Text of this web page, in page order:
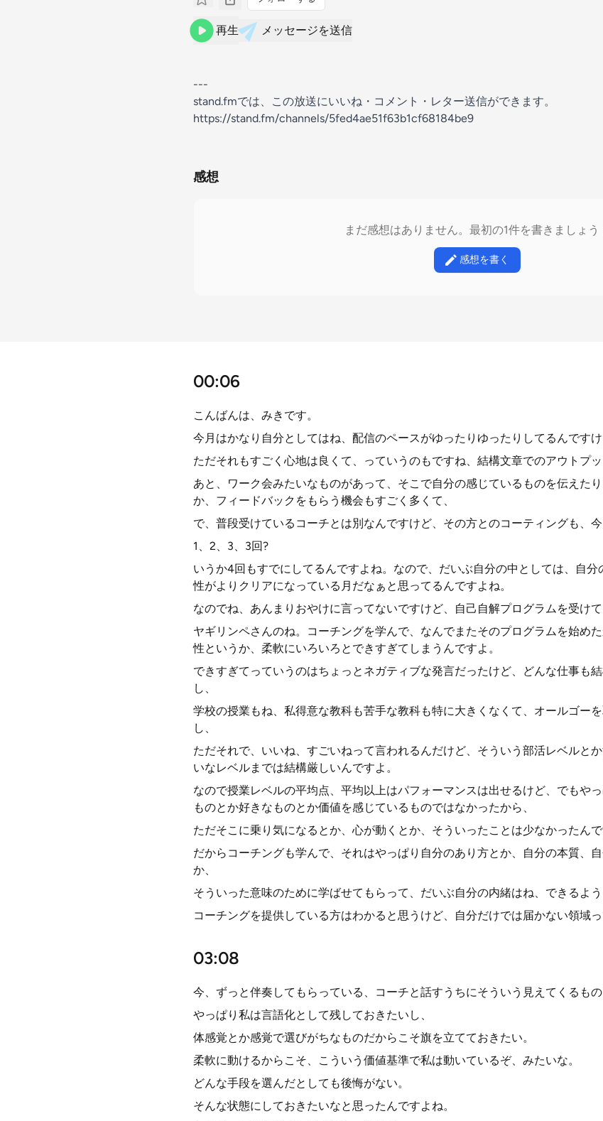
再生 メッセージを送信
---
stand.fmでは、この放送にいいね・コメント・レター送信ができます。
https://stand.fm/channels/5fed4ae51f63b1cf68184be9
感想
まだ感想はありません。最初の1件を書きましょう
感想を書く
00:06
こんばんは、みきです。
今月はかなり自分としてはね、配信のペースがゆったりゆったりしてるんですけ
ただそれもすごく心地は良くて、っていうのもですね、結構文章でのアウトプッ
あと、ワーク会みたいなものがあって、そこで自分の感じているものを伝えた
か、フィードバックをもらう機会もすごく多くて、
で、普段受けているコーチとは別なんですけど、その方とのコーティングも、
1、2、3、3回?
いうか4回もすでにしてるんですよね。なので、だいぶ自分の中としては、自
性がよりクリアになっている月だなぁと思ってるんですよね。
なのでね、あんまりおやけに言ってないですけど、自己自解プログラムを受けて
ヤギリンペさんのね。コーチングを学んで、なんでまたそのプログラムを始め
性というか、柔軟にいろいろとできすぎてしまうんですよ。
できすぎてっていうのはちょっとネガティブな発言だったけど、どんな仕事も
し、
学校の授業もね、私得意な教科も苦手な教科も特に大きくなくて、オールゴー
し、
ただそれで、いいね、すごいねって言われるんだけど、そういう部活レベルと
いなレベルまでは結構厳しいんですよ。
なので授業レベルの平均点、平均以上はパフォーマンスは出せるけど、でもや
ものとか好きなものとか価値を感じているものではなかったから、
ただそこに乗り気になるとか、心が動くとか、そういったことは少なかったんで
だからコーチングも学んで、それはやっぱり自分のあり方とか、自分の本質、
か、
そういった意味のために学ばせてもらって、だいぶ自分の内緒はね、できるよう
コーチングを提供している方はわかると思うけど、自分だけでは届かない領域っ
03:08
今、ずっと伴奏してもらっている、コーチと話すうちにそういう見えてくるも
やっぱり私は言語化として残しておきたいし、
体感覚とか感覚で選びがちなものだからこそ旗を立てておきたい。
柔軟に動けるからこそ、こういう価値基準で私は動いているぞ、みたいな。
どんな手段を選んだとしても後悔がない。
そんな状態にしておきたいなと思ったんですよね。